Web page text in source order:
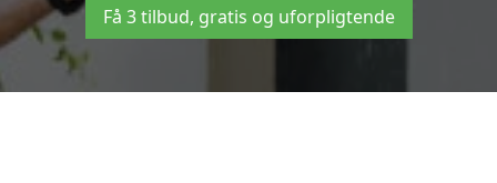
Få 3 tilbud, gratis og uforpligtende